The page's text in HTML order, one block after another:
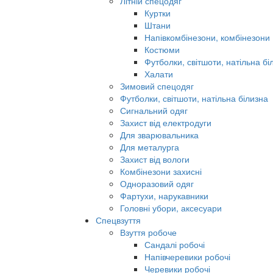
Куртки
Штани
Напівкомбінезони, комбінезони
Костюми
Футболки, світшоти, натільна
Халати
Зимовий спецодяг
Футболки, світшоти, натільна білизна
Сигнальний одяг
Захист від електродуги
Для зварювальника
Для металурга
Захист від вологи
Комбінезони захисні
Одноразовий одяг
Фартухи, нарукавники
Головні убори, аксесуари
Спецвзуття
Взуття робоче
Сандалі робочі
Напівчеревики робочі
Черевики робочі